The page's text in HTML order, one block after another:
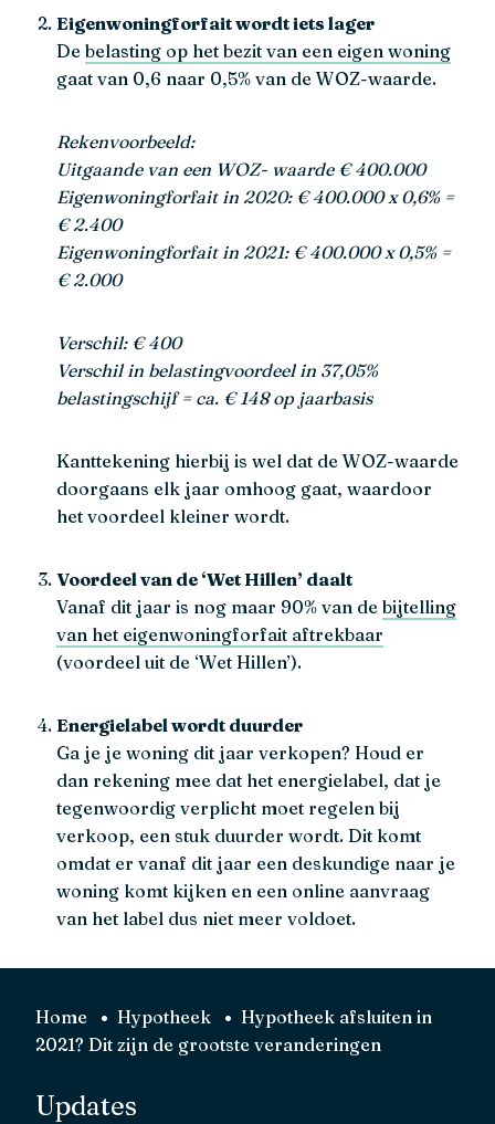
Eigenwoningforfait wordt iets lager
Debelasting op het bezit van een eigen woning
gaat van 0,6 naar 0,5% van de WOZ-waarde.
Rekenvoorbeeld:
Uitgaande van een WOZ- waarde € 400.000
Eigenwoningforfait in 2020: € 400.000 x 0,6% =
€ 2.400
Eigenwoningforfait in 2021: € 400.000 x 0,5% =
€ 2.000
Verschil: € 400
Verschil in belastingvoordeel in 37,05%
belastingschijf = ca. € 148 op jaarbasis
Kanttekening hierbij is wel dat de WOZ-waarde
doorgaans elk jaar omhoog gaat, waardoor
het voordeel kleiner wordt.
Voordeel van de ‘Wet Hillen’ daalt
Vanaf dit jaar is nog maar 90% van debijtelling
van het eigenwoningforfait aftrekbaar
(voordeel uit de ‘Wet Hillen’).
Energielabel wordt duurder
Ga je je woning dit jaar verkopen? Houd er
dan rekening mee dat het energielabel, dat je
tegenwoordig verplicht moet regelen bij
verkoop, een stuk duurder wordt. Dit komt
omdat er vanaf dit jaar een deskundige naar je
woning komt kijken en een online aanvraag
van het label dus niet meer voldoet.
Home Hypotheek
Hypotheek afsluiten in
2021? Dit zijn de grootste veranderingen
Updates